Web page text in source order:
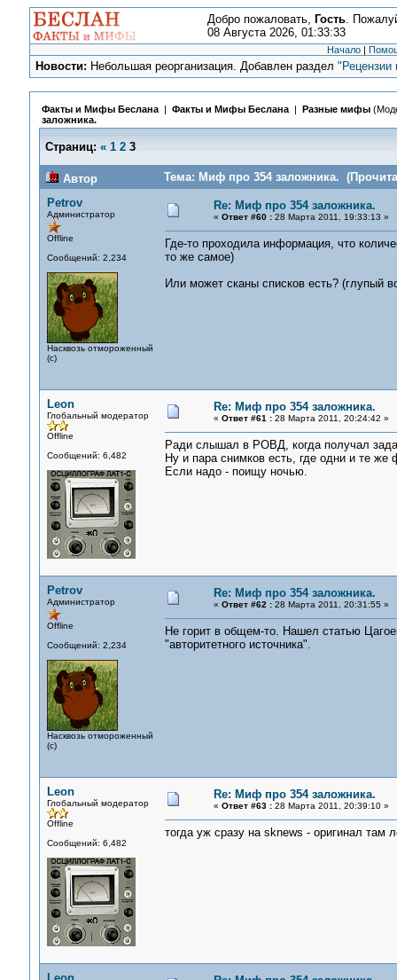
Добро пожаловать, Гость.
08 Августа 2026, 01:33:33
Начало |
Новости: Небольшая реорганизация. Добавлен раздел"Рецензии
Факты и Мифы Беслана| Факты и Мифы Беслана| Разные мифы
заложника.
Страниц: « 1 2 3
Автор
Тема: Миф про 354 заложника.
Petrov
Администратор
Offline
Сообщений: 2,234
Насквозь отмороженный
(с)
Re: Миф про 354 заложника.
« Ответ #60 :28 Марта 2011, 19:33:13 »
Где-то проходила информация, что
то же самое)
Или может сканы списков есть? (глупый
Leon
Глобальный модератор
Offline
Сообщений: 6,482
Re: Миф про 354 заложника.
« Ответ #61 :28 Марта 2011, 20:24:42 »
Ради слышал в РОВД, когда получал
Ну и пара снимков есть, где одни и те же
Если надо - поищу ночью.
Petrov
Администратор
Offline
Сообщений: 2,234
Насквозь отмороженный
(с)
Re: Миф про 354 заложника.
« Ответ #62 :28 Марта 2011, 20:31:55 »
Не горит в общем-то. Нашел статью
"авторитетного источника".
Leon
Глобальный модератор
Offline
Сообщений: 6,482
Re: Миф про 354 заложника.
« Ответ #63 :28 Марта 2011, 20:39:10 »
тогда уж сразу на sknews - оригинал там